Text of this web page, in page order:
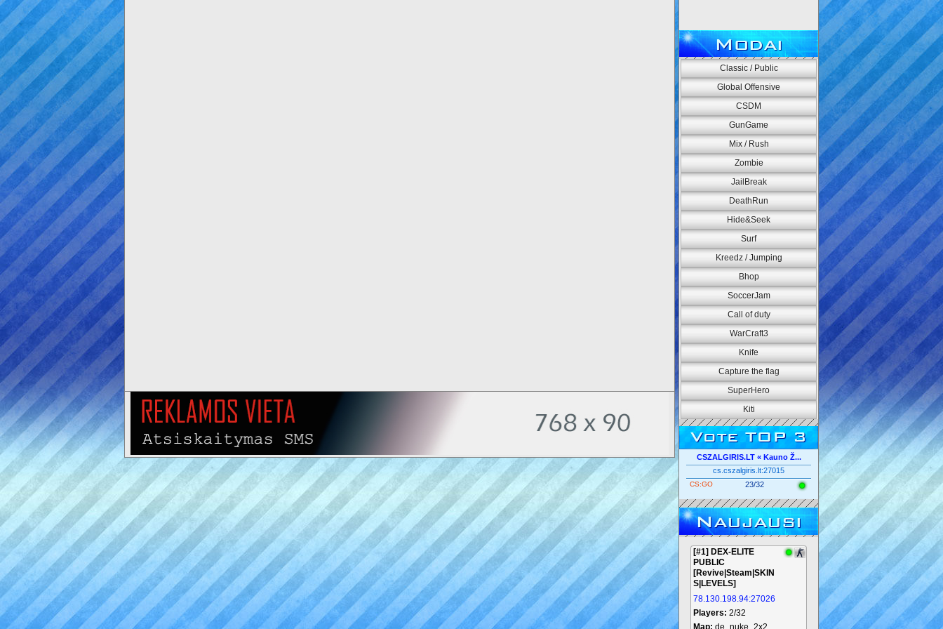
Modai
Classic / Public
Global Offensive
CSDM
GunGame
Mix / Rush
Zombie
JailBreak
DeathRun
Hide&Seek
Surf
Kreedz / Jumping
Bhop
SoccerJam
Call of duty
WarCraft3
Knife
Capture the flag
SuperHero
Kiti
Vote TOP 3
CSZALGIRIS.LT « Kauno Ž...
cs.cszalgiris.lt:27015
CS:GO 23/32
Naujausi